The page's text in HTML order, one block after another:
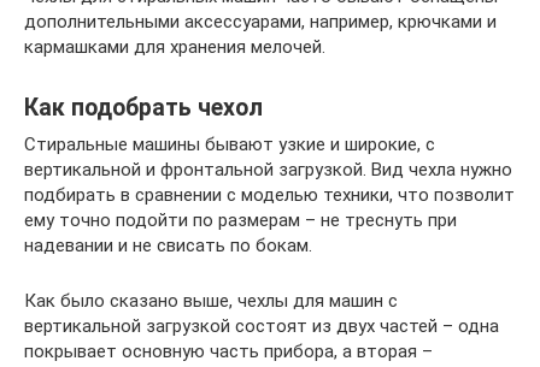
дополнительными аксессуарами, например, крючками и
кармашками для хранения мелочей.
Как подобрать чехол
Стиральные машины бывают узкие и широкие, с
вертикальной и фронтальной загрузкой. Вид чехла нужно
подбирать в сравнении с моделью техники, что позволит
ему точно подойти по размерам – не треснуть при
надевании и не свисать по бокам.
Как было сказано выше, чехлы для машин с
вертикальной загрузкой состоят из двух частей – одна
покрывает основную часть прибора, а вторая –